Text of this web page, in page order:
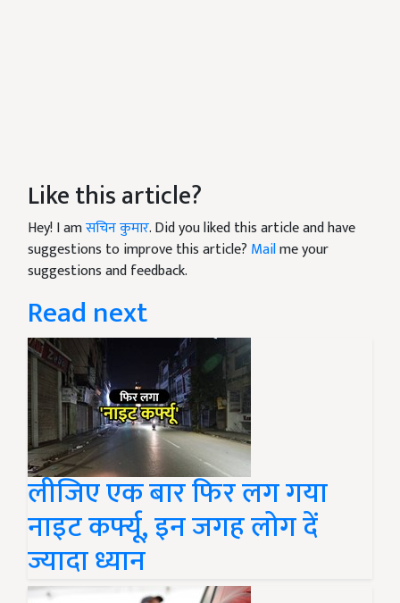
Like this article?
Hey! I amसचिन कुमार. Did you liked this article and have
suggestions to improve this article? Mailme your
suggestions and feedback.
Read next
लीजिए एक बार फिर लग गया
नाइट कर्फ्यू, इन जगह लोग दें
ज्यादा ध्यान